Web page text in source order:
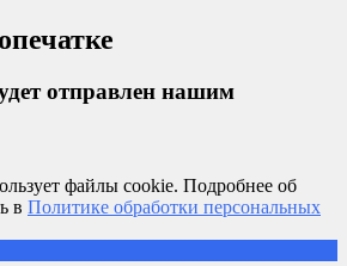
отправлен нашим
файлы cookie. Подробнее об
в Политике обработки персональных